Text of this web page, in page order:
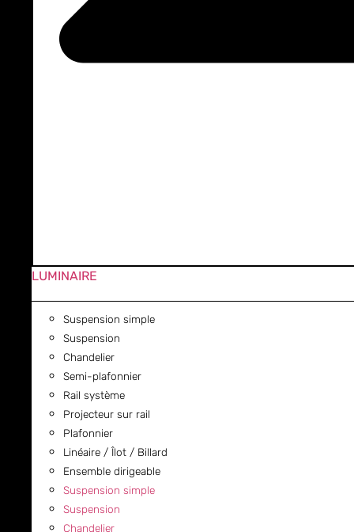
LUMINAIRE
Suspension simple
Suspension
Chandelier
Semi-plafonnier
Rail système
Projecteur sur rail
Plafonnier
Linéaire / Îlot / Billard
Ensemble dirigeable
Suspension simple
Suspension
Chandelier